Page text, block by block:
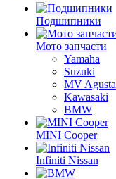
Подшипники
Мото запчасти
Yamaha
Suzuki
MV Agusta
Kawasaki
BMW
MINI Cooper
Infiniti Nissan